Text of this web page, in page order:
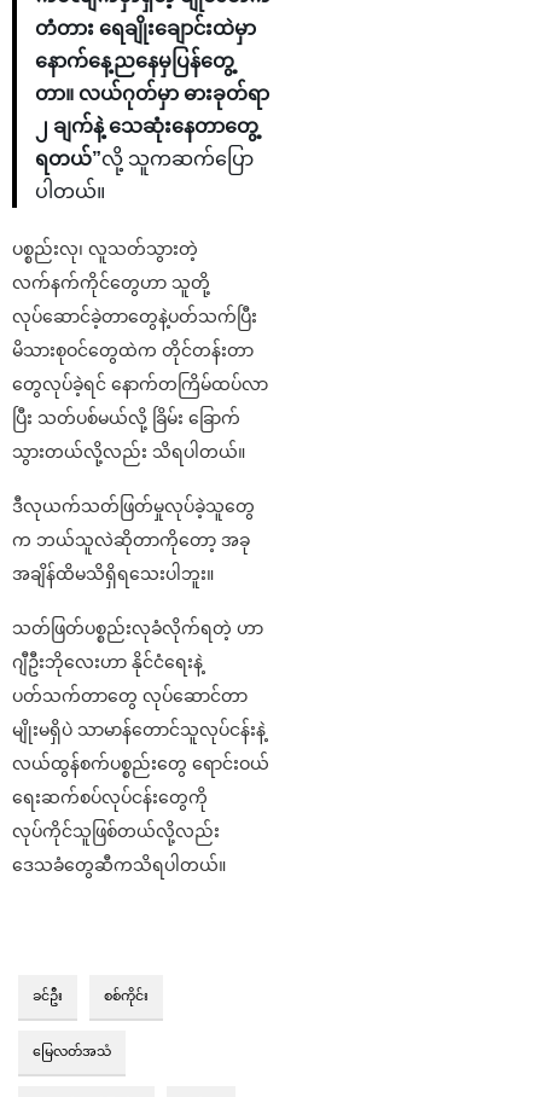
တံတား ရေချိုးချောင်းထဲမှာ
နောက်နေ့ညနေမှပြန်တွေ့
တာ။ လယ်ဂုတ်မှာ ဓားခုတ်ရာ
၂ ချက်နဲ့ သေဆုံးနေတာတွေ့
ရတယ်”လို့ သူကဆက်ပြော
ပါတယ်။
ပစ္စည်းလု၊ လူသတ်သွားတဲ့
လက်နက်ကိုင်တွေဟာ သူတို့
လုပ်ဆောင်ခဲ့တာတွေနဲ့ပတ်သက်ပြီး
မိသားစုဝင်တွေထဲက တိုင်တန်းတာ
တွေလုပ်ခဲ့ရင် နောက်တကြိမ်ထပ်လာ
ပြီး သတ်ပစ်မယ်လို့ ခြိမ်း ခြောက်
သွားတယ်လို့လည်း သိရပါတယ်။
ဒီလုယက်သတ်ဖြတ်မှုလုပ်ခဲ့သူတွေ
က ဘယ်သူလဲဆိုတာကိုတော့ အခု
အချိန်ထိမသိရှိရသေးပါဘူး။
သတ်ဖြတ်ပစ္စည်းလုခံလိုက်ရတဲ့ ဟာ
ဂျီဦးဘိုလေးဟာ နိုင်ငံရေးနဲ့
ပတ်သက်တာတွေ လုပ်ဆောင်တာ
မျိုးမရှိပဲ သာမာန်တောင်သူလုပ်ငန်းနဲ့
လယ်ထွန်စက်ပစ္စည်းတွေ ရောင်းဝယ်
ရေးဆက်စပ်လုပ်ငန်းတွေကို
လုပ်ကိုင်သူဖြစ်တယ်လို့လည်း
ဒေသခံတွေဆီကသိရပါတယ်။
ခင်ဦး စစ်ကိုင်း
မြေလတ်အသံ